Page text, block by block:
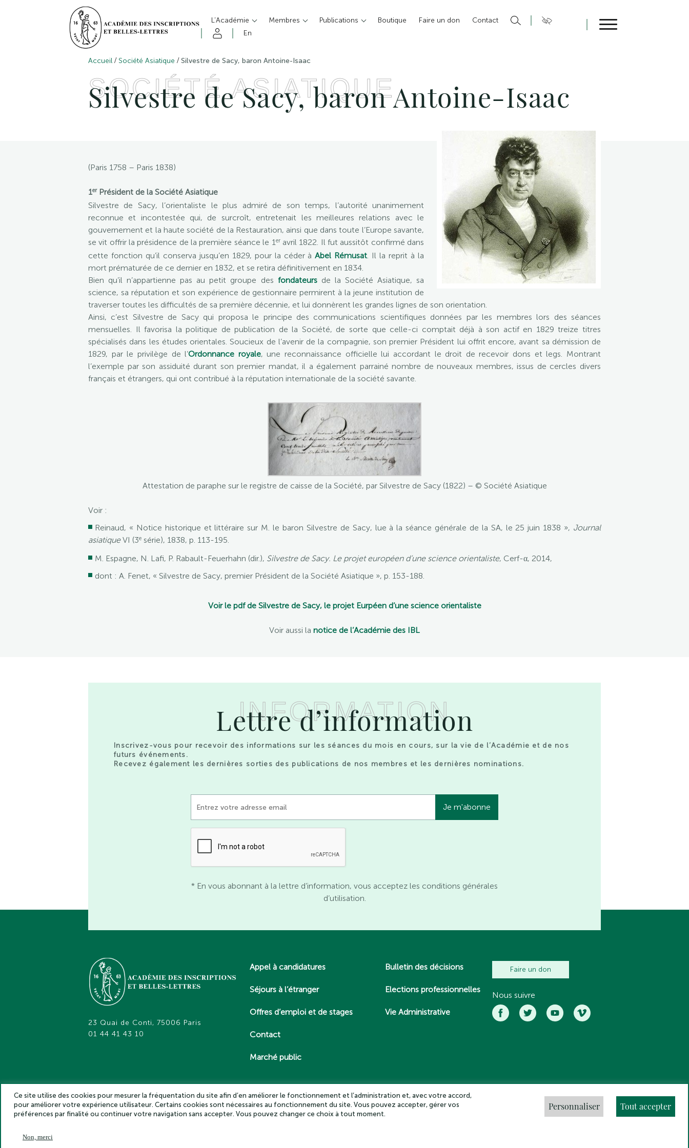
L’Académie Membres Publications Boutique Faire un don
Contact
En
Accueil / Société Asiatique /Silvestre de Sacy, baron Antoine-Isaac
SOCIÉTÉ ASIATIQUE
Silvestre de Sacy, baron Antoine-Isaac
(Paris 1758 – Paris 1838)
1erPrésident de la Société Asiatique
Silvestre de Sacy, l’orientaliste le plus admiré de son temps, l’autorité unanimement
reconnue et incontestée qui, de surcroît, entretenait les meilleures relations avec le
gouvernement et la haute société de la Restauration, ainsi que dans toute l’Europe savante,
se vit offrir la présidence de la première séance le 1eravril 1822. Il fut aussitôt confirmé dans
cette fonction qu’il conserva jusqu’en 1829, pour la céder àAbel Rémusat. Il la reprit à la
mort prématurée de ce dernier en 1832, et se retira définitivement en 1834.
Bien qu’il n’appartienne pas au petit groupe des fondateursde la Société Asiatique, sa
science, sa réputation et son expérience de gestionnaire permirent à la jeune institution de
traverser toutes les difficultés de sa première décennie, et lui donnèrent les grandes lignes de son orientation.
Ainsi, c’est Silvestre de Sacy qui proposa le principe des communications scientifiques données par les membres lors des séances
mensuelles. Il favorisa la politique de publication de la Société, de sorte que celle-ci comptait déjà à son actif en 1829 treize titres
spécialisés dans les études orientales. Soucieux de l’avenir de la compagnie, son premier Président lui offrit encore, avant sa démission de
1829, par le privilège de l’Ordonnance royale, une reconnaissance officielle lui accordant le droit de recevoir dons et legs. Montrant
l’exemple par son assiduité durant son premier mandat, il a également parrainé nombre de nouveaux membres, issus de cercles divers
français et étrangers, qui ont contribué à la réputation internationale de la société savante.
Attestation de paraphe sur le registre de caisse de la Société, par Silvestre de Sacy (1822) – © Société Asiatique
Voir :
Reinaud, « Notice historique et littéraire sur M. le baron Silvestre de Sacy, lue à la séance générale de la SA, le 25 juin 1838 », Journal
asiatiqueVI (3e série), 1838, p. 113-195.
M. Espagne, N. Lafi, P. Rabault-Feuerhahn (dir.), Silvestre de Sacy. Le projet européen d’une science orientaliste, Cerf-α, 2014,
dont : A. Fenet, « Silvestre de Sacy, premier Président de la Société Asiatique », p. 153-188.
Voir le pdf de Silvestre de Sacy, le projet Eurpéen d’une science orientaliste
Voir aussi la notice de l’Académie des IBL
INFORMATION
Lettre d’information
Inscrivez-vous pour recevoir des informations sur les séances du mois en cours, sur la vie de l’Académie et de nos
futurs événements.
Recevez également les dernières sorties des publications de nos membres et les dernières nominations.
* En vous abonnant à la lettre d’information, vous acceptez les conditions générales
d’utilisation.
23 Quai de Conti, 75006 Paris
01 44 41 43 10
Appel à candidatures
Séjours à l’étranger
Offres d’emploi et de stages
Contact
Marché public
Bulletin des décisions
Elections professionnelles
Vie Administrative
Faire un don
Nous suivre
Académie des inscriptions et belles lettres – Tous droits réservés 2025 Politique de confidentialité
Ce site utilise des cookies pour mesurer la fréquentation du site afin d’en améliorer le fonctionnement et l’administration et, avec votre accord,
pour améliorer votre expérience utilisateur. Certains cookies sont nécessaires au fonctionnement du site. Vous pouvez accepter, gérer vos
préférences par finalité ou continuer votre navigation sans accepter. Vous pouvez changer ce choix à tout moment.
Personnaliser Tout accepter
Non, merci